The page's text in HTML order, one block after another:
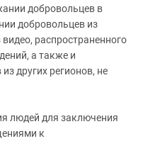
добровольцев в
добровольцев из
видео, распространенного
а также и
других регионов, не
людей для заключения
к